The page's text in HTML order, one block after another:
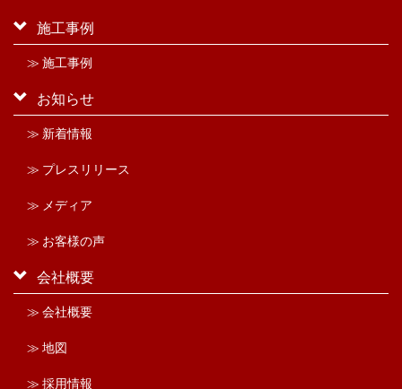
施工事例
≫ 施工事例
お知らせ
≫ 新着情報
≫ プレスリリース
≫ メディア
≫ お客様の声
会社概要
≫ 会社概要
≫ 地図
≫ 採用情報